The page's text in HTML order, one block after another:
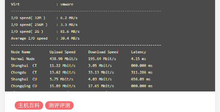
主机百科 测评评测